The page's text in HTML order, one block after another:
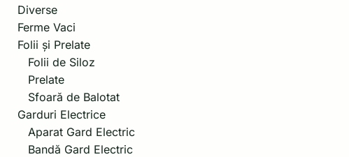
Diverse
Ferme Vaci
Folii și Prelate
Folii de Siloz
Prelate
Sfoară de Balotat
Garduri Electrice
Aparat Gard Electric
Bandă Gard Electric